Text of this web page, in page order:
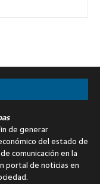
de generar
del estado de
comunicación en la
portal de noticias en